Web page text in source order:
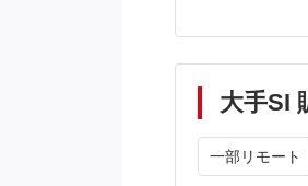
・ OS選択可
大手SI
一部リモート